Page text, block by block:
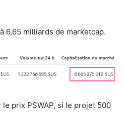
6,65 milliards de marketcap.
prix PSWAP, si le projet 500